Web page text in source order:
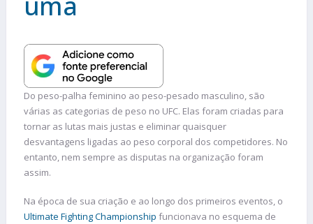
Do peso-palha feminino ao peso-pesado masculino, são
várias as categorias de peso no UFC. Elas foram criadas para
tornar as lutas mais justas e eliminar quaisquer
desvantagens ligadas ao peso corporal dos competidores. No
entanto, nem sempre as disputas na organização foram
assim.
Na época de sua criação e ao longo dos primeiros eventos, o
Ultimate Fighting Championship funcionava no esquema de